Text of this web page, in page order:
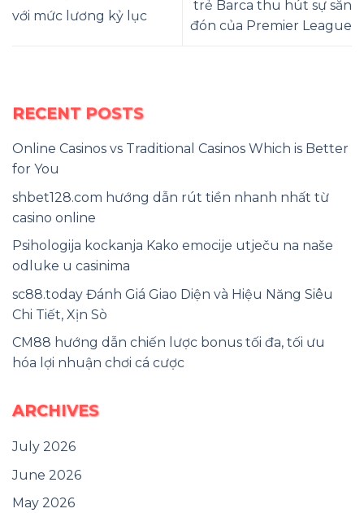
với mức lương kỷ lục
trẻ Barca thu hút sự săn
đón của Premier League
RECENT POSTS
Online Casinos vs Traditional Casinos Which is Better
for You
shbet128.com hướng dẫn rút tiền nhanh nhất từ
casino online
Psihologija kockanja Kako emocije utječu na naše
odluke u casinima
sc88.today Đánh Giá Giao Diện và Hiệu Năng Siêu
Chi Tiết, Xịn Sò
CM88 hướng dẫn chiến lược bonus tối đa, tối ưu
hóa lợi nhuận chơi cá cược
ARCHIVES
July 2026
June 2026
May 2026